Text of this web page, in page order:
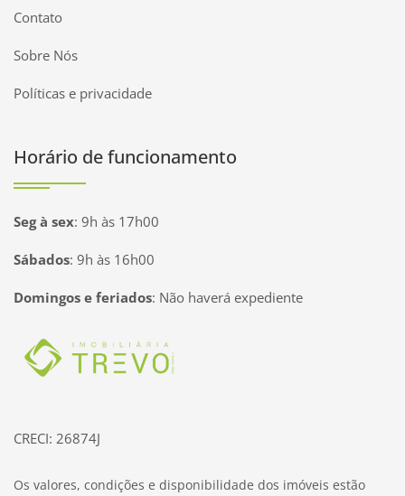
Contato
Sobre Nós
Políticas e privacidade
Horário de funcionamento
Seg à sex: 9h às 17h00
Sábados: 9h às 16h00
Domingos e feriados: Não haverá expediente
Página inicial
CRECI: 26874J
Os valores, condições e disponibilidade dos imóveis estão